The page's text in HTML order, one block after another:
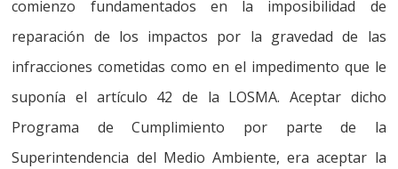
comienzo fundamentados en la imposibilidad de
reparación de los impactos por la gravedad de las
infracciones cometidas como en el impedimento que le
suponía el artículo 42 de la LOSMA. Aceptar dicho
Programa de Cumplimiento por parte de la
Superintendencia del Medio Ambiente, era aceptar la